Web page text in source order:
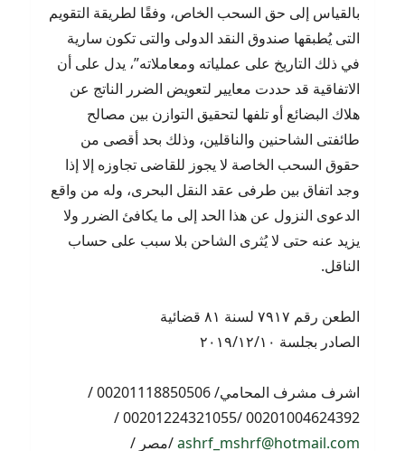
بالقياس إلى حق السحب الخاص، وفقًا لطريقة التقويم
التى يُطبقها صندوق النقد الدولى والتى تكون سارية
في ذلك التاريخ على عملياته ومعاملاته”، يدل على أن
الاتفاقية قد حددت معايير لتعويض الضرر الناتج عن
هلاك البضائع أو تلفها لتحقيق التوازن بين مصالح
طائفتى الشاحنين والناقلين، وذلك بحد أقصى من
حقوق السحب الخاصة لا يجوز للقاضى تجاوزه إلا إذا
وجد اتفاق بين طرفى عقد النقل البحرى، وله من واقع
الدعوى النزول عن هذا الحد إلى ما يكافئ الضرر ولا
يزيد عنه حتى لا يُثرى الشاحن بلا سبب على حساب
الناقل.
الطعن رقم ٧٩١٧ لسنة ٨١ قضائية
الصادر بجلسة ٢٠١٩/١٢/١٠
اشرف مشرف المحامي/ 00201118850506 /
00201004624392 /00201224321055 /
ashrf_mshrf@hotmail.com/مصر /